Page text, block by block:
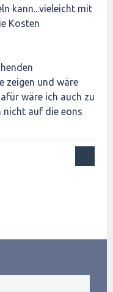
kann...vieleicht mit
Kosten
zeigen und wäre
wäre ich auch zu
nicht auf die eons